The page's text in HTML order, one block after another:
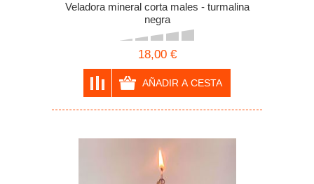
Veladora mineral corta males - turmalina
negra
18,00 €